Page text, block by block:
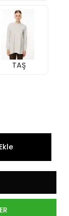
TAŞ